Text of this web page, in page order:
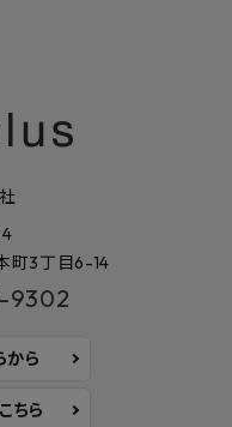
町3丁目6-14
9302
から
ちら